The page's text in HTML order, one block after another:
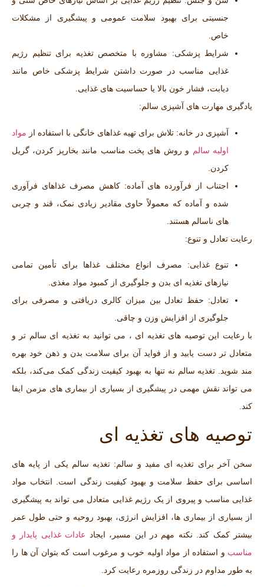
جنسیتی برای بهبود سلامت عمومی و پیشگیری از مشکلات
خاص.
شرایط پزشکی: مشاوره با متخصص تغذیه برای تنظیم رژیم
غذایی مناسب در صورت داشتن شرایط پزشکی خاص مانند
دیابت، فشار خون بالا یا حساسیت‌ های غذایی.
یادگیری مهارت ‌های آشپزی سالم:
آشپزی در خانه: تلاش برای تهیه غذاهای خانگی با استفاده از مواد
اولیه سالم و روش‌ های پخت مناسب مانند بخارپز کردن، گریل
کردن.
اجتناب از فرآورده‌ های آماده:کاهش مصرف غذاهای فرآوری
شده و آماده که معمولاً حاوی مقادیر زیادی نمک، قند و چربی
‌های ناسالم هستند.
رعایت تعادل و تنوع:
تنوع غذایی: مصرف انواع مختلف غذاها برای تأمین تمامی
نیازهای تغذیه ‌ای بدن و جلوگیری از کمبود مواد مغذی.
تعادل: حفظ تعادل بین میزان کالری دریافتی و مصرفی برای
جلوگیری از افزایش وزن و چاقی.
با رعایت این توصیه ‌های تغذیه ای ، می ‌توانید به تغذیه ‌ای سالم ‌تر و
متعادل‌ تر دست یابید و از فواید آن برای سلامت بدن و ذهن خود بهره‌
مند شوید. تغذیه سالم نه تنها به بهبود کیفیت زندگی کمک می‌کند، بلکه
می ‌تواند نقش مهمی در پیشگیری از بسیاری از بیماری‌ های مزمن ایفا
کند.
توصیه های تغذیه ای
سخن آخر برای تغذیه ای مفید و سالم: تغذیه سالم یکی از پایه ‌های
اساسی برای حفظ سلامت و بهبود کیفیت زندگی است. انتخاب مواد
غذایی مناسب و پیروی از یک رژیم غذایی متعادل می‌ تواند به پیشگیری
از بسیاری از بیماری ‌ها، افزایش انرژی، بهبود روحیه و حتی طول عمر
بیشتر کمک کند. نکته مهم در این مسیر، ایجاد عادات غذایی پایدار و
مناسب و استفاده از مواد اولیه خوب و مرغوب است که بتوان آن ‌ها را
به ‌طور مداوم در زندگی روزمره رعایت کرد.